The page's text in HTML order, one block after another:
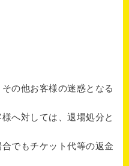
の他お客様の迷惑となる
へ対しては、退場処分と
でもチケット代等の返金